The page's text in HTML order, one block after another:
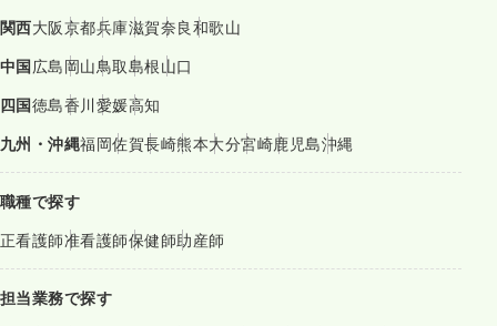
関西大阪京都兵庫滋賀奈良和歌山
中国広島岡山鳥取島根山口
四国徳島香川愛媛高知
九州・沖縄福岡佐賀長崎熊本大分宮崎鹿児島沖縄
職種で探す
正看護師准看護師保健師助産師
担当業務で探す